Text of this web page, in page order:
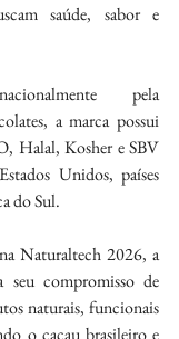
saúde, sabor e
pela
a marca possui
Halal, Kosher e SBV
Unidos, países
do Sul.
Naturaltech 2026, a
seu compromisso de
naturais, funcionais
o cacau brasileiro e